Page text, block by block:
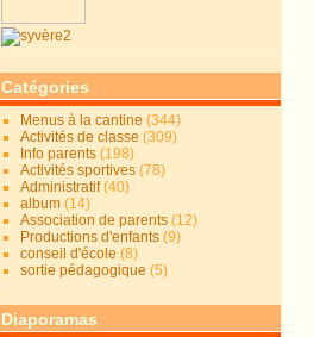
Catégories
Menus à la cantine (344)
Activités de classe (309)
Info parents (198)
Activités sportives (78)
Administratif(40)
album (14)
Association de parents (12)
Productions d'enfants (9)
conseil d'école (8)
sortie pédagogique (5)
Diaporamas